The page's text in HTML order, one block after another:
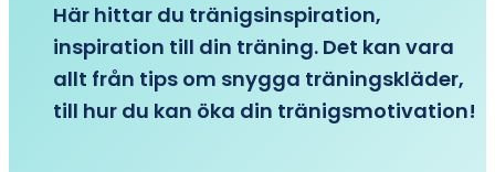
Här hittar du tränigsinspiration,
inspiration till din träning. Det kan vara
allt från tips om snygga träningskläder,
till hur du kan öka din tränigsmotivation!